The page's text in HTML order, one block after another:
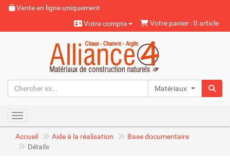
Vente en ligne uniquement
Votre compte
Votre panier : 0 article
Matériaux naturels
Toggle navigation
Accueil Aide à la réalisation
Base documentaire
Détails